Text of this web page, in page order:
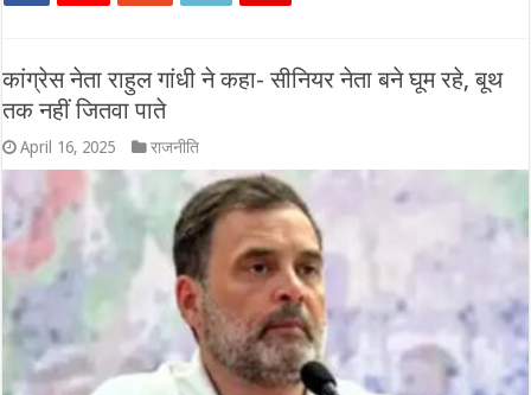
कांग्रेस नेता राहुल गांधी ने कहा- सीनियर नेता बने घूम रहे, बूथ
तक नहीं जितवा पाते
April 16, 2025 राजनीति